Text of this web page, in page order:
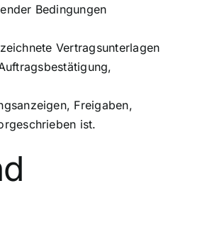
Bedingungen
Vertragsunterlagen
Freigaben,
ist.